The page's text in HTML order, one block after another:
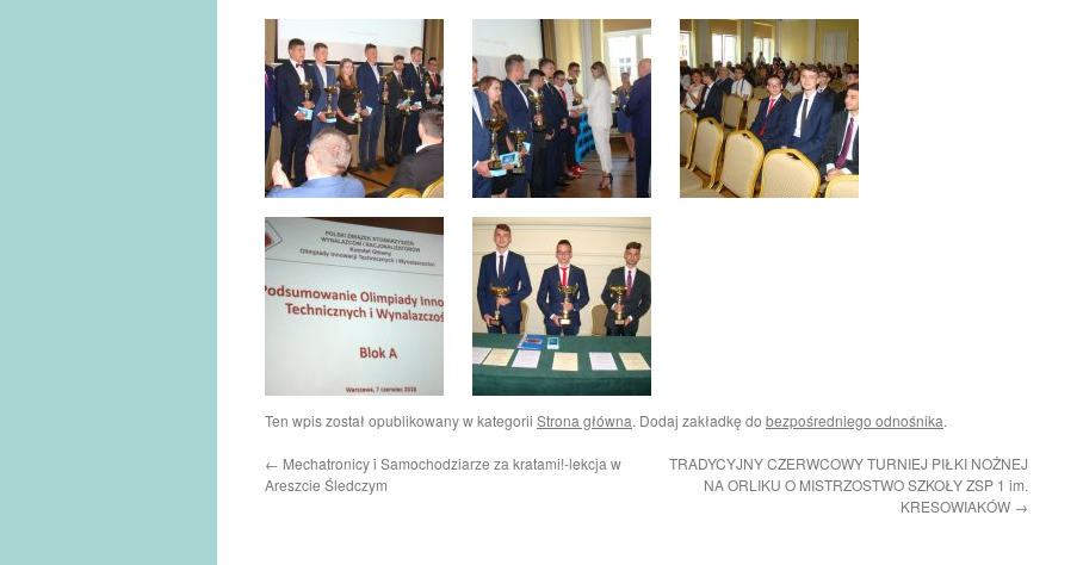
Ten wpis został opublikowany w kategorii Strona główna. Dodaj zakładkę do bezpośredniego odnośnika.
← Mechatronicy i Samochodziarze za kratami!-lekcja w
Areszcie Śledczym
TRADYCYJNY CZERWCOWY TURNIEJ PIŁKI NOŻNEJ
NA ORLIKU O MISTRZOSTWO SZKOŁY ZSP 1 im.
KRESOWIAKÓW →